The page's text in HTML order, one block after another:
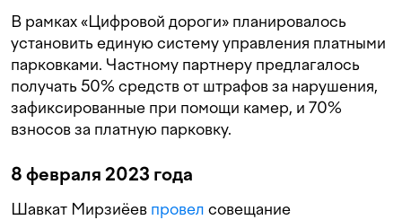
В рамках «Цифровой дороги» планировалось
установить единую систему управления платными
парковками. Частному партнеру предлагалось
получать 50% средств от штрафов за нарушения,
зафиксированные при помощи камер, и 70%
взносов за платную парковку.
8 февраля 2023 года
Шавкат Мирзиёев провел совещание